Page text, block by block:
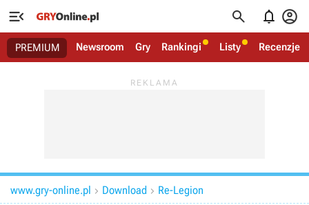
   
PREMIUM Newsroom Gry Rankingi Listy Recenzje
www.gry-online.pl  Download  Re-Legion